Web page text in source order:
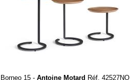
Borneo 15 - Antoine Motard Réf. 42527ΝΟ